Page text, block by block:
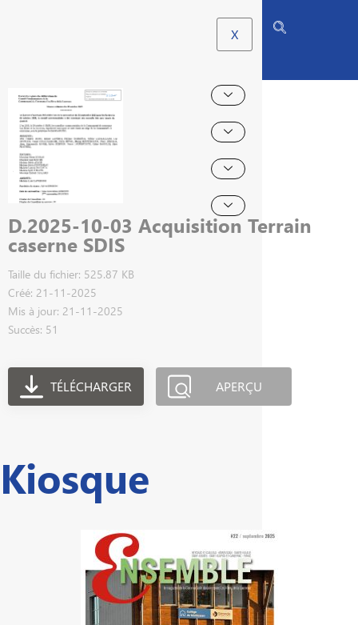
X
D.2025-10-03 Acquisition Terrain
caserne SDIS
Taille du fichier: 525.87 KB
Créé: 21-11-2025
Mis à jour: 21-11-2025
Succès: 51
TÉLÉCHARGER APERÇU
Kiosque